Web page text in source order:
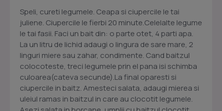
Speli, cureti legumele. Ceapa si ciupercile le tai
juliene. Ciupercile le fierbi 20 minute.Celelalte legume
le tai fasii. Faci un bait din: o parte otet, 4 parti apa.
La un litru de lichid adaugi o lingura de sare mare, 2
linguri miere sau zahar, condimente. Cand baitzul
colocoteste, treci legumele prin el pana isi schimba
culoarea(cateva secunde).La final oparesti si
ciupercile in baitz. Amesteci salata, adaugi mierea si
uleiul ramas in baitzul in care au clocotit legumele.